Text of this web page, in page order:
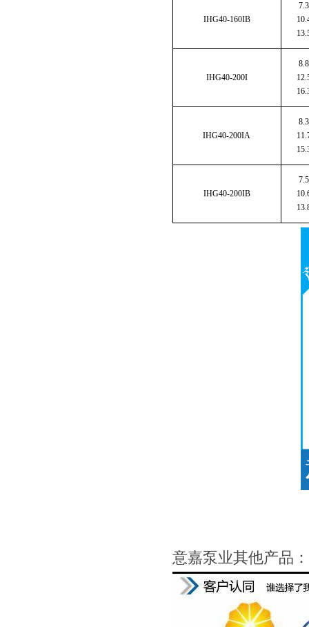
IHG40-160IB
7.3
IHG40-200I
8.8
IHG40-200IA
8.3
IHG40-200IB
7.5
意嘉泵业其他产品：